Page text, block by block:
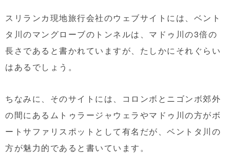
スリランカ現地旅行会社のウェブサイトには、ベント
タ川のマングローブのトンネルは、マドゥ川の3倍の
長さであると書かれていますが、たしかにそれぐらい
はあるでしょう。
ちなみに、そのサイトには、コロンボとニゴンボ郊外
の間にあるムトゥラージャウェラやマドゥ川の方がボ
ートサファリスポットとして有名だが、ベントタ川の
方が魅力的であると書いています。